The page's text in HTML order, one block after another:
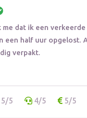
dat ik een
een half uur opgelost.
verpakt.
5 4/5 5/5